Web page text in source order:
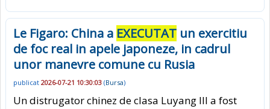
Le Figaro: China a EXECUTAT un exercitiu
de foc real in apele japoneze, in cadrul
unor manevre comune cu Rusia
publicat 2026-07-21 10:30:03 (Bursa)
Un distrugator chinez de clasa Luyang III a fost